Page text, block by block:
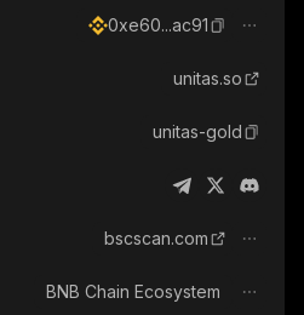
0xe60...ac91
unitas.so
unitas-gold
bscscan.com
BNB Chain Ecosystem